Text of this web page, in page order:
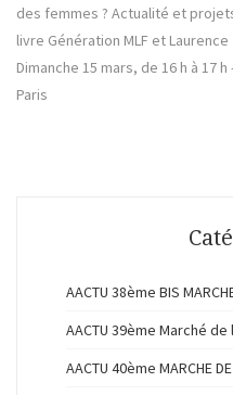
des femmes ? Actualité et
livre Génération MLF et Laurence
Dimanche 15 mars, de 16 h à 17
Paris
AACTU 38ème BIS
AACTU 39ème Marché de
AACTU 40ème MARCHE